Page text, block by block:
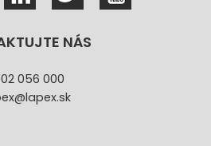
NÁS
056 000